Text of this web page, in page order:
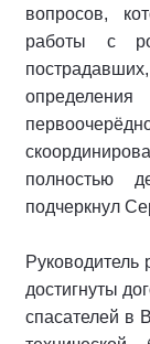
вопросов,
работы с
полностью
подчеркнул
Руководитель
достигнуты
спасателей в